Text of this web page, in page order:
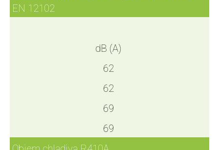
EN 12102
dB (A)
62
62
69
69